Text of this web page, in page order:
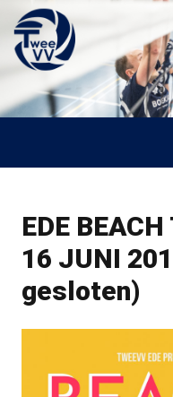
Skip to content
EDE
16 JUNI
gesloten)